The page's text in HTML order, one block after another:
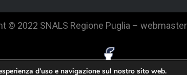
© 2022 SNALS Regione Puglia –
d'uso e navigazione sul nostro sito web.